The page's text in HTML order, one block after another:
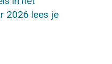
2026 lees je